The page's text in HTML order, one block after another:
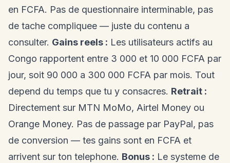
en FCFA. Pas de questionnaire interminable, pas
de tache compliquee — juste du contenu a
consulter. Gains reels : Les utilisateurs actifs au
Congo rapportent entre 3 000 et 10 000 FCFA par
jour, soit 90 000 a 300 000 FCFA par mois. Tout
depend du temps que tu y consacres. Retrait :
Directement sur MTN MoMo, Airtel Money ou
Orange Money. Pas de passage par PayPal, pas
de conversion — tes gains sont en FCFA et
arrivent sur ton telephone. Bonus : Le systeme de